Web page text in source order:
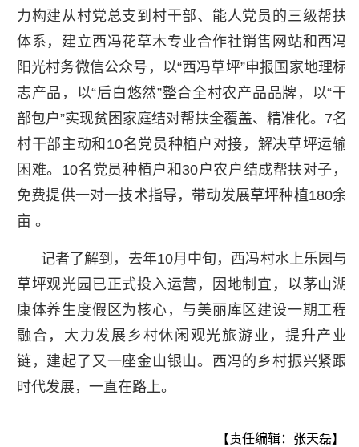
力构建从村党总支到村干部、能人党员的三级帮扶
体系，建立西冯花草木专业合作社销售网站和西冯
阳光村务微信公众号，以“西冯草坪”申报国家地理标
志产品，以“后白悠然”整合全村农产品品牌，以“干
部包户”实现贫困家庭结对帮扶全覆盖、精准化。7名
村干部主动和10名党员种植户对接，解决草坪运输
困难。10名党员种植户和30户农户结成帮扶对子，
免费提供一对一技术指导，带动发展草坪种植180余
亩 。
记者了解到，去年10月中旬，西冯村水上乐园与
草坪观光园已正式投入运营，因地制宜，以茅山湖
康体养生度假区为核心，与美丽库区建设一期工程
融合，大力发展乡村休闲观光旅游业，提升产业
链，建起了又一座金山银山。西冯的乡村振兴紧跟
时代发展，一直在路上。
【责任编辑：张天磊】